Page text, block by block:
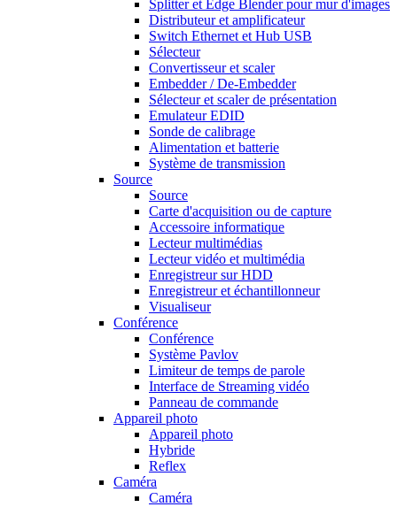
Splitter et Edge Blender pour mur d'images
Distributeur et amplificateur
Switch Ethernet et Hub USB
Sélecteur
Convertisseur et scaler
Embedder / De-Embedder
Sélecteur et scaler de présentation
Emulateur EDID
Sonde de calibrage
Alimentation et batterie
Système de transmission
Source
Source
Carte d'acquisition ou de capture
Accessoire informatique
Lecteur multimédias
Lecteur vidéo et multimédia
Enregistreur sur HDD
Enregistreur et échantillonneur
Visualiseur
Conférence
Conférence
Système Pavlov
Limiteur de temps de parole
Interface de Streaming vidéo
Panneau de commande
Appareil photo
Appareil photo
Hybride
Reflex
Caméra
Caméra